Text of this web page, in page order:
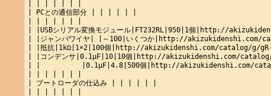
| PCとの通信部分 | | | | | |
| |USBシリアル変換モジュール|FT232RL|950|1個|http://
| |ジャンパワイヤ| |～100|いくつか|http://akizukidenshi.com/
| |抵抗|1kΩ|1×2|100個|http://akizukidenshi.com/catalog/g/gR-
| |コンデンサ|0.1μF|10|10個|http://akizukidenshi.com/
| |          |0.1μF|4.8|500個|http://akizukidenshi.com/
| ブートローダの仕込み | | | | | |